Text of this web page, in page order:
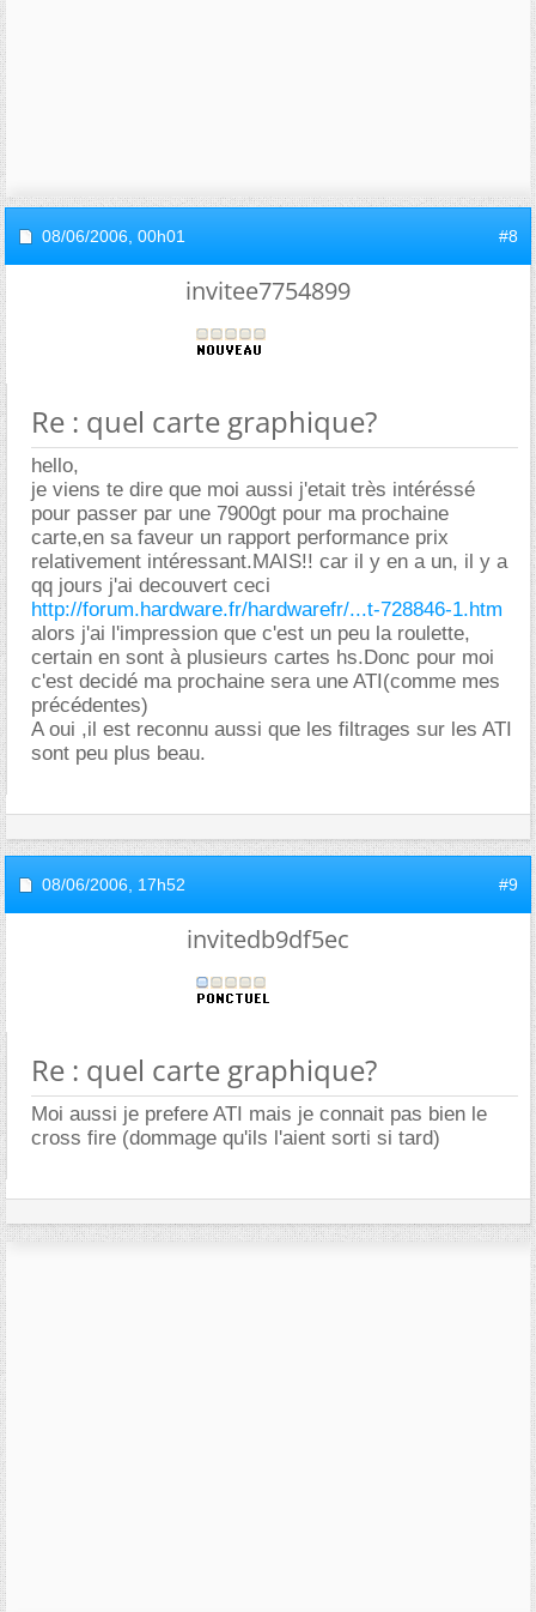
08/06/2006, 00h01 #8
invitee7754899
Re : quel carte graphique?
hello,
je viens te dire que moi aussi j'etait très intéréssé
pour passer par une 7900gt pour ma prochaine
carte,en sa faveur un rapport performance prix
relativement intéressant.MAIS!! car il y en a un, il y a
qq jours j'ai decouvert ceci
http://forum.hardware.fr/hardwarefr/...t-728846-1.htm
alors j'ai l'impression que c'est un peu la roulette,
certain en sont à plusieurs cartes hs.Donc pour moi
c'est decidé ma prochaine sera une ATI(comme mes
précédentes)
A oui ,il est reconnu aussi que les filtrages sur les ATI
sont peu plus beau.
08/06/2006, 17h52 #9
invitedb9df5ec
Re : quel carte graphique?
Moi aussi je prefere ATI mais je connait pas bien le
cross fire (dommage qu'ils l'aient sorti si tard)